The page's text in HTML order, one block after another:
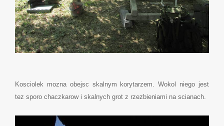
Kosciolek mozna obejsc skalnym korytarzem. Wokol niego jest
tez sporo chaczkarow i skalnych grot z rzezbieniami na scianach.